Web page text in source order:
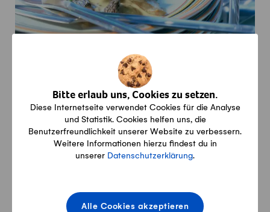
Bitte erlaub uns, Cookies zu setzen.
Diese Internetseite verwendet Cookies für die Analyse
und Statistik. Cookies helfen uns, die
Benutzerfreundlichkeit unserer Website zu verbessern.
Weitere Informationen hierzu findest du in
unserer Datenschutzerklärung.
Alle Cookies akzeptieren
Pilzragout mit Buchweizenspätzli und
40min 1h55min Vegi
Vegetarisch